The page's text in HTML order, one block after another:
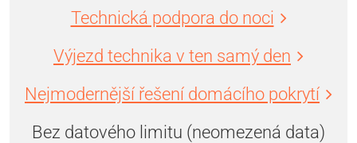
Technická podpora do noci
Výjezd technika v ten samý den
Nejmodernější řešení domácího pokrytí
Bez datového limitu (neomezená data)